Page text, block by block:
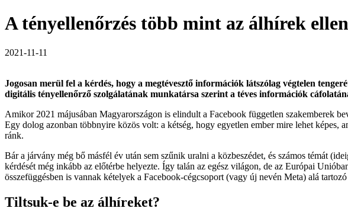
A tényellenőrzés több mint az álhírek
2021-11-11
Jogosan merül fel a kérdés, hogy a megtévesztő információk látszólag végtelen
digitális tényellenőrző szolgálatának munkatársa szerint a téves információk
Amikor 2021 májusában Magyarországon is elindult a Facebook független szakemberek
Egy dolog azonban többnyire közös volt: a kétség, hogy egyetlen ember mire lehet
ránk.
Bár a járvány még bő másfél év után sem szűnik uralni a közbeszédet, és számos témát
kérdését még inkább az előtérbe helyezte. Így talán az egész világon, de az Európai
összefüggésben is vannak kételyek a Facebook-cégcsoport (vagy új nevén Meta) alá
Tiltsuk-e be az álhíreket?